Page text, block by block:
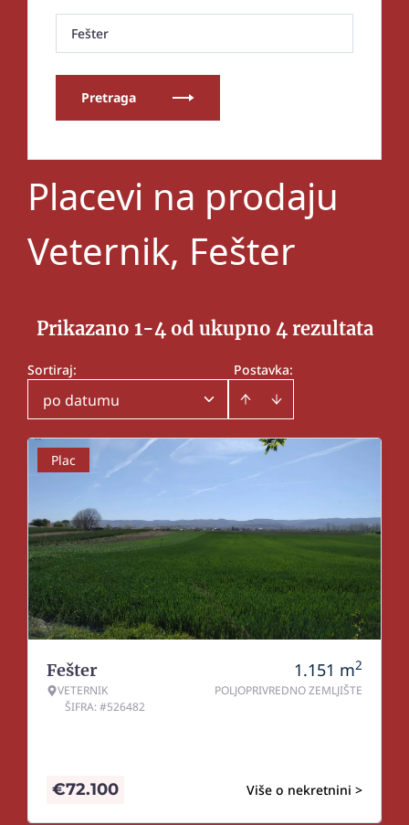
Fešter
Pretraga
Placevi na prodaju
Veternik, Fešter
Prikazano 1-4 od ukupno 4 rezultata
Postavka:
Sortiraj:
po datumu
Plac
Fešter
VETERNIK
ŠIFRA: #526482
1.151 m2
POLJOPRIVREDNO ZEMLJIŠTE
Više o nekretnini >
€72.100